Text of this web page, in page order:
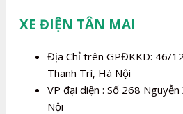
XE ĐIỆN TÂN MAI
Địa Chỉ trên GPĐKKD: 46/
Thanh Trì, Hà Nội
VP đại diện : Số 268 Nguyễn
Nội